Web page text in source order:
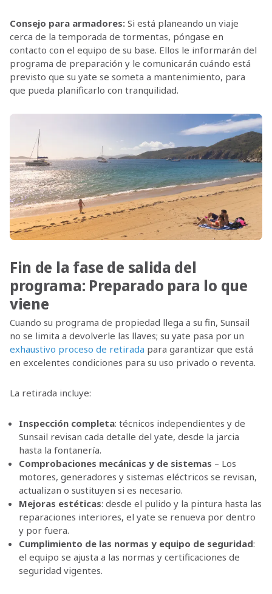
Consejo para armadores:Si está planeando un viaje
cerca de la temporada de tormentas, póngase en
contacto con el equipo de su base. Ellos le informarán del
programa de preparación y le comunicarán cuándo está
previsto que su yate se someta a mantenimiento, para
que pueda planificarlo con tranquilidad.
Fin de la fase de salida del
programa: Preparado para lo que
viene
Cuando su programa de propiedad llega a su fin, Sunsail
no se limita a devolverle las llaves; su yate pasa por un
exhaustivo proceso de retirada para garantizar que está
en excelentes condiciones para su uso privado o reventa.
La retirada incluye:
Inspección completa: técnicos independientes y de
Sunsail revisan cada detalle del yate, desde la jarcia
hasta la fontanería.
Comprobaciones mecánicas y de sistemas – Los
motores, generadores y sistemas eléctricos se revisan,
actualizan o sustituyen si es necesario.
Mejoras estéticas: desde el pulido y la pintura hasta las
reparaciones interiores, el yate se renueva por dentro
y por fuera.
Cumplimiento de las normas y equipo de seguridad:
el equipo se ajusta a las normas y certificaciones de
seguridad vigentes.